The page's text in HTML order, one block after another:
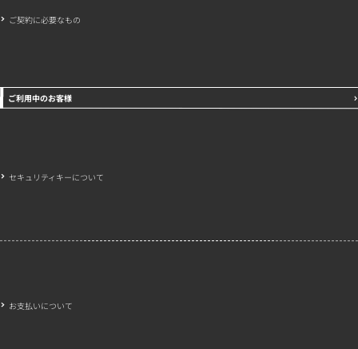
ご契約に必要なもの
ご利用中のお客様
セキュリティキーについて
お支払いについて